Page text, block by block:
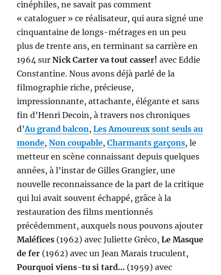
cinéphiles, ne savait pas comment
« cataloguer » ce réalisateur, qui aura signé une
cinquantaine de longs-métrages en un peu
plus de trente ans, en terminant sa carrière en
1964 surNick Carter va tout casser! avec Eddie
Constantine. Nous avons déjà parlé de la
filmographie riche, précieuse,
impressionnante, attachante, élégante et sans
fin d’Henri Decoin, à travers nos chroniques
d’Au grand balcon,Les Amoureux sont seuls au
monde,Non coupable,Charmants garçons, le
metteur en scène connaissant depuis quelques
années, à l’instar de Gilles Grangier, une
nouvelle reconnaissance de la part de la critique
qui lui avait souvent échappé, grâce à la
restauration des films mentionnés
précédemment, auxquels nous pouvons ajouter
Maléfices (1962) avec Juliette Gréco,Le Masque
de fer (1962) avec un Jean Marais truculent,
Pourquoi viens-tu si tard… (1959) avec